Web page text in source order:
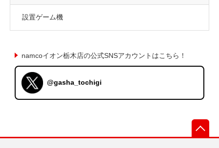
設置ゲーム機
namcoイオン栃木店の公式SNSアカウントはこちら！
@gasha_tochigi